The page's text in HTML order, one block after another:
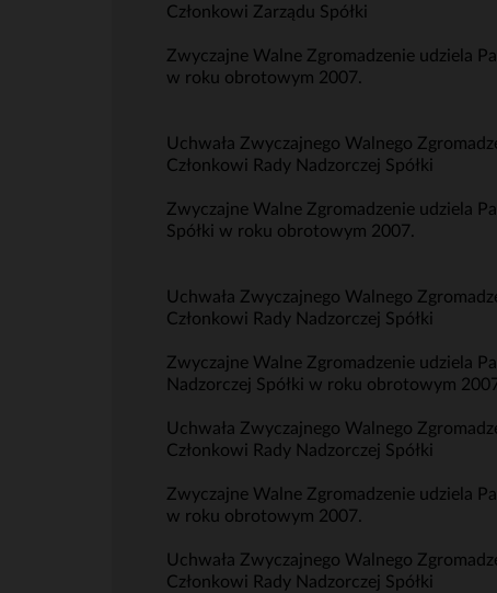
Członkowi Zarządu Spółki
Zwyczajne Walne Zgromadzenie udziela
w roku obrotowym 2007.
Uchwała Zwyczajnego Walnego
Członkowi Rady Nadzorczej Spółki
Zwyczajne Walne Zgromadzenie udziela
Spółki w roku obrotowym 2007.
Uchwała Zwyczajnego Walnego
Członkowi Rady Nadzorczej Spółki
Zwyczajne Walne Zgromadzenie udziela
Nadzorczej Spółki w roku obrotowym
Uchwała Zwyczajnego Walnego
Członkowi Rady Nadzorczej Spółki
Zwyczajne Walne Zgromadzenie udziela
w roku obrotowym 2007.
Uchwała Zwyczajnego Walnego
Członkowi Rady Nadzorczej Spółki